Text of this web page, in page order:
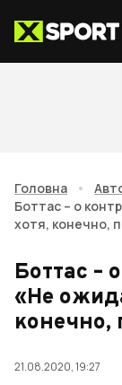
Головна •
Боттас – о
хотя, конечно,
Боттас –
«Не
конечно,
21.08.2020, 19:27